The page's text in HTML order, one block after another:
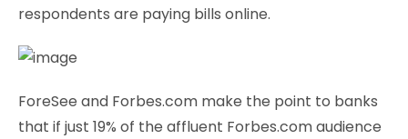
respondents are paying bills online.
ForeSee and Forbes.com make the point to banks
that if just 19% of the affluent Forbes.com audience